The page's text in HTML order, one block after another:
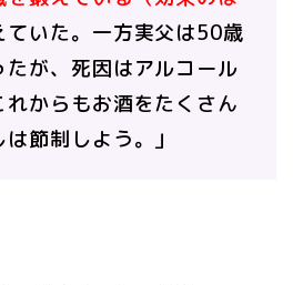
ていた。一方実父は50歳
が、死因はアルコール
からもお酒をたくさん
節制しよう。」